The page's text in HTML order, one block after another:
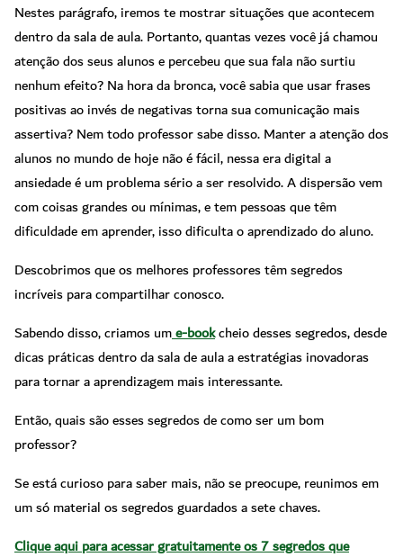
Nestes parágrafo, iremos te mostrar situações que acontecem
dentro da sala de aula. Portanto, quantas vezes você já chamou
atenção dos seus alunos e percebeu que sua fala não surtiu
nenhum efeito? Na hora da bronca, você sabia que usar frases
positivas ao invés de negativas torna sua comunicação mais
assertiva? Nem todo professor sabe disso.Manter a atenção dos
alunos no mundo de hoje não é fácil, nessa era digital a
ansiedade é um problema sério a ser resolvido. A dispersão vem
com coisas grandes ou mínimas, e tem pessoas que têm
dificuldade em aprender, isso dificulta o aprendizado do aluno.
Descobrimos que os melhores professores têm segredos
incríveis para compartilhar conosco.
Sabendo disso, criamos ume-bookcheio desses segredos, desde
dicas práticas dentro da sala de aula a estratégias inovadoras
para tornar a aprendizagem mais interessante.
Então, quais são esses segredos de como ser um bom
professor?
Se está curioso para saber mais, não se preocupe, reunimos em
um só material os segredos guardados a sete chaves.
Clique aqui para acessar gratuitamente os 7 segredos que